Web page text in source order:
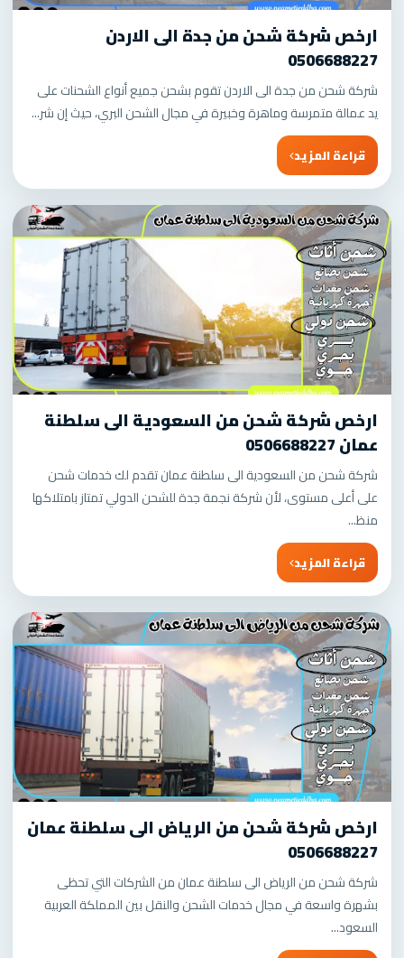
ارخص شركة شحن من جدة الى الاردن
0506688227
شركة شحن من جدة الى الاردن تقوم بشحن جميع أنواع الشحنات على
يد عمالة متمرسة وماهرة وخبيرة في مجال الشحن البري، حيث إن شر...
قراءة المزيد
ارخص شركة شحن من السعودية الى سلطنة
عمان 0506688227
شركة شحن من السعودية الى سلطنة عمان تقدم لك خدمات شحن
على أعلى مستوى، لأن شركة نجمة جدة للشحن الدولي تمتاز بامتلاكها
منظ...
قراءة المزيد
ارخص شركة شحن من الرياض الى سلطنة عمان
0506688227
شركة شحن من الرياض الى سلطنة عمان من الشركات التي تحظى
بشهرة واسعة في مجال خدمات الشحن والنقل بين المملكة العربية
السعود...